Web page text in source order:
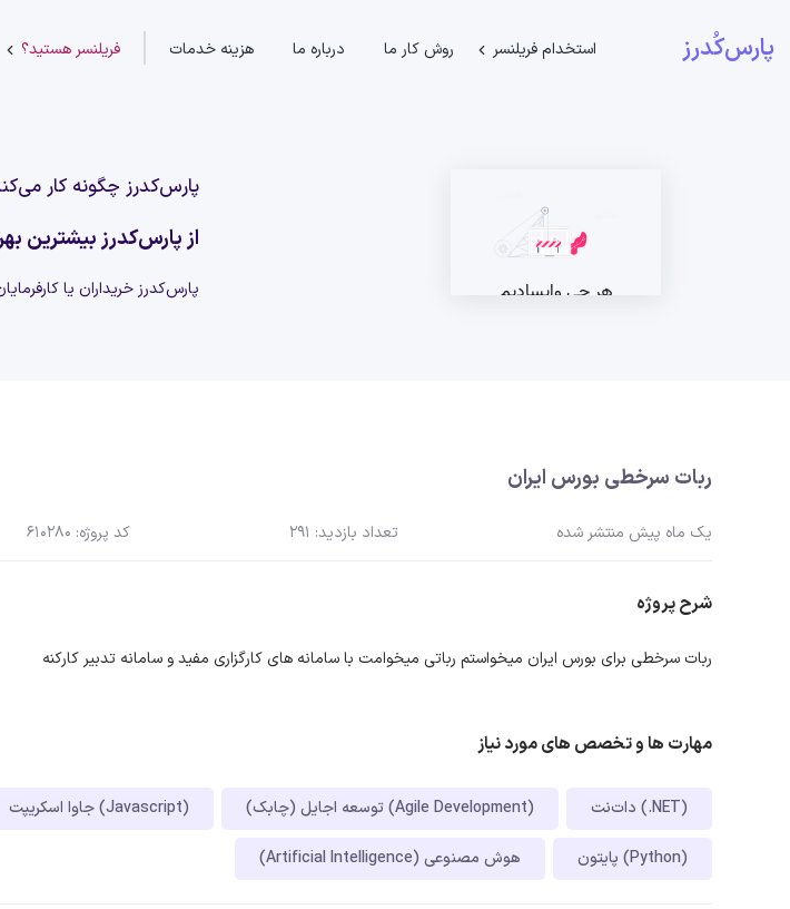
پارس‌کُدرز استخدام فریلنسر روش کار ما درباره ما هزینه خدمات فریلنسر هستید؟
پارس‌کدرز چگونه کار
از پارس‌کدرز بیشترین
پارس‌کدرز خریداران یا
ربات سرخطی بورس ایران
یک ماه پیش منتشر شده تعداد بازدید: 291 کد پروژه: 610280
شرح پروژه
ربات سرخطی برای بورس ایران میخواستم رباتی میخوامت با سامانه های کارگزاری مفید و سامانه تدبیر کارکنه
مهارت ها و تخصص های مورد نیاز
دات‌نت (.NET) توسعه اجایل (چابک) (Agile Development) جاوا اسکریپت (Javascript)
پایتون (Python) هوش مصنوعی (Artificial Intelligence)